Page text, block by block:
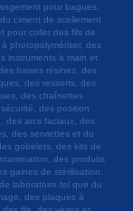
pour bagues,
ciment de scellement
pour coller des fils de
photopolymériser, des
instruments à main et
fraises résines, des
des ressorts, des
des chaînettes
des position
des arcs faciaux, des
des serviettes et du
gobelets, des kits de
des produits
gaines de stérilisation,
laboratoire tel que du
des plaques à